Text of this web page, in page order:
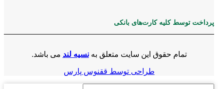
پرداخت توسط کلیه کارت‌های بانکی
تمام حقوق این سایت متعلق بهنسیه لند می باشد.
طراحی توسط ققنوس پارس